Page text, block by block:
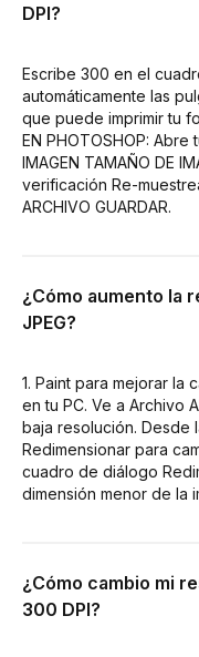
DPI?
Escribe 300 en el
automáticamente las
que puede imprimir tu
EN PHOTOSHOP:
IMAGEN TAMAÑO DE
verificación Re-
ARCHIVO GUARDAR.
¿Cómo aumento la
JPEG?
1. Paint para mejorar la
en tu PC. Ve a Archivo
baja resolución. Desde
Redimensionar para
cuadro de diálogo
dimensión menor de la
¿Cómo cambio mi
300 DPI?